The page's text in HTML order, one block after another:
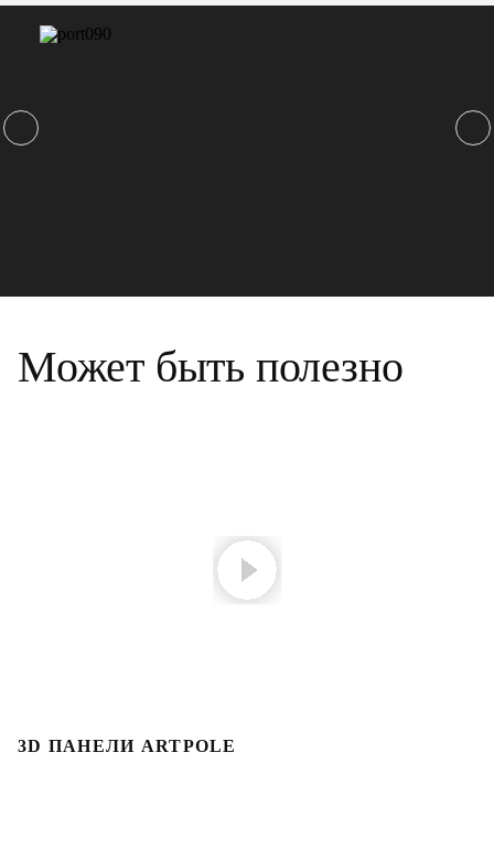
Может быть полезно
3D ПАНЕЛИ ARTPOLE